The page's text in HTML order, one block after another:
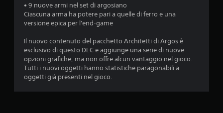
• 9 nuove armi nel set di argosiano
Ciascuna arma ha potere pari a quelle di ferro e una
versione epica per l'end-game
Il nuovo contenuto del pacchetto Architetti di Argos è
esclusivo di questo DLC e aggiunge una serie di nuove
opzioni grafiche, ma non offre alcun vantaggio nel gioco.
Tutti i nuovi oggetti hanno statistiche paragonabili a
oggetti già presenti nel gioco.